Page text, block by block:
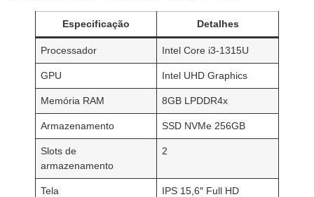
Especificação Detalhes
Processador Intel Core i3-1315U
GPU Intel UHD Graphics
Memória RAM 8GB LPDDR4x
Armazenamento SSD NVMe 256GB
Slots de
armazenamento
2
Tela
IPS 15,6″ Full HD